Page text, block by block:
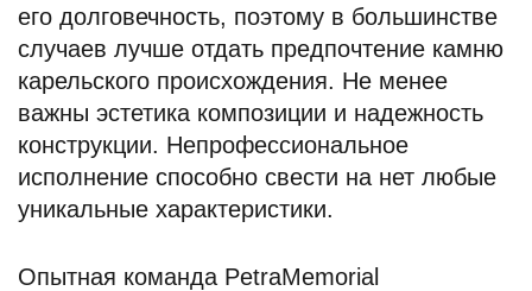
его долговечность, поэтому в большинстве
случаев лучше отдать предпочтение камню
карельского происхождения. Не менее
важны эстетика композиции и надежность
конструкции. Непрофессиональное
исполнение способно свести на нет любые
уникальные характеристики.
Опытная команда PetraMemorial